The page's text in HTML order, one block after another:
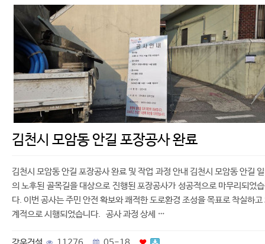
김천시 모암동 안길 포장공사 완료
김천시 모암동 안길 포장공사 완료 및 작업 과정 안내 김천시 모암동 안길
의 노후된 골목길을 대상으로 진행된 포장공사가 성공적으로 마무리되었
다. 이번 공사는 주민 안전 확보와 쾌적한 도로환경 조성을 목표로 착실하고
계적으로 시행되었습니다. 공사 과정 상세 …